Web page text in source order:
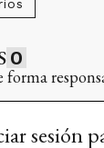
0
sesión